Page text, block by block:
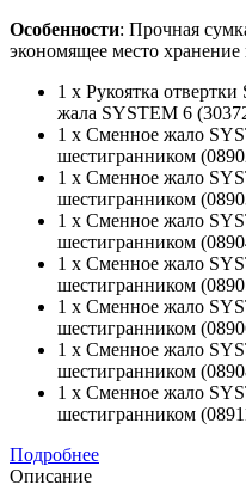
Особенности: Прочная
экономящее место хранение
1 x Рукояткa
жала SYSTEM 6
1 x Сменное жало
шестигранником
1 x Сменное жало
шестигранником
1 x Сменное жало
шестигранником
1 x Сменное жало
шестигранником
1 x Сменное жало
шестигранником
1 x Сменное жало
шестигранником
1 x Сменное жало
шестигранником
Подробнее
Описание